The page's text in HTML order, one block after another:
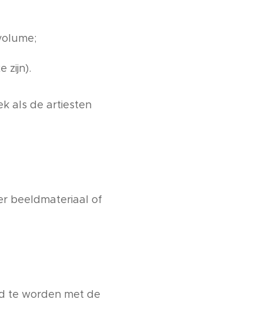
zijn).
als de artiesten
beeldmateriaal of
te worden met de